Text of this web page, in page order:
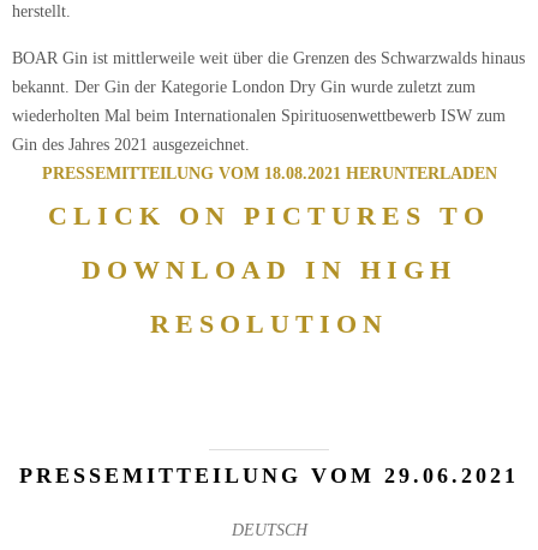
herstellt.
BOAR Gin ist mittlerweile weit über die Grenzen des Schwarzwalds hinaus
bekannt. Der Gin der Kategorie London Dry Gin wurde zuletzt zum
wiederholten Mal beim Internationalen Spirituosenwettbewerb ISW zum
Gin des Jahres 2021 ausgezeichnet.
PRESSEMITTEILUNG VOM 18.08.2021 HERUNTERLADEN
CLICK ON PICTURES TO
DOWNLOAD IN HIGH
RESOLUTION
PRESSEMITTEILUNG VOM 29.06.2021
DEUTSCH